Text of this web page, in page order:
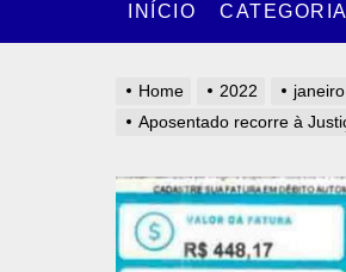
INÍCIO
Home 2022 janeiro
Aposentado recorre à